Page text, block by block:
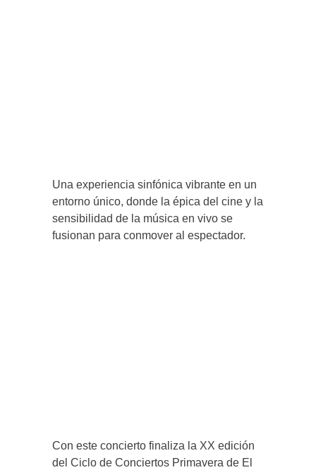
Una experiencia sinfónica vibrante en un
entorno único, donde la épica del cine y la
sensibilidad de la música en vivo se
fusionan para conmover al espectador.
Con este concierto finaliza la XX edición
del Ciclo de Conciertos Primavera de El